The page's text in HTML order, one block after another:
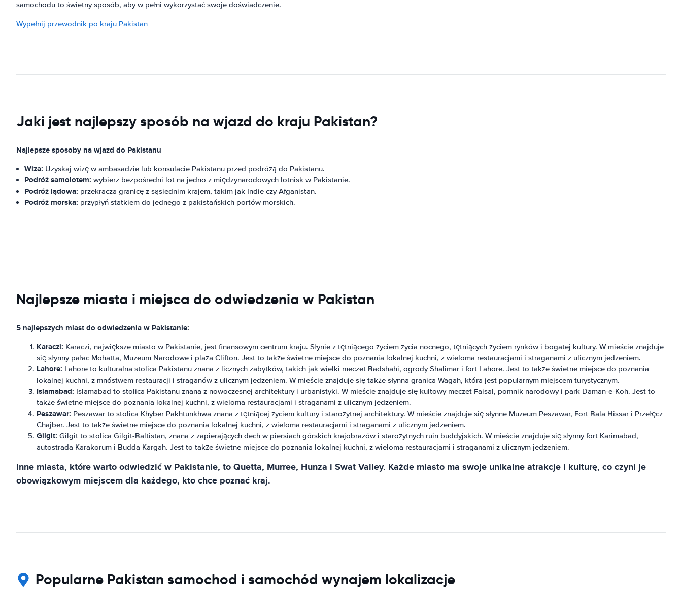
samochodu to świetny sposób, aby w pełni wykorzystać swoje doświadczenie.
Wypełnij przewodnik po kraju Pakistan
Jaki jest najlepszy sposób na wjazd do kraju Pakistan?
Najlepsze sposoby na wjazd do Pakistanu
Wiza: Uzyskaj wizę w ambasadzie lub konsulacie Pakistanu przed podróżą do Pakistanu.
Podróż samolotem: wybierz bezpośredni lot na jedno z międzynarodowych lotnisk w Pakistanie.
Podróż lądowa: przekracza granicę z sąsiednim krajem, takim jak Indie czy Afganistan.
Podróż morska: przypłyń statkiem do jednego z pakistańskich portów morskich.
Najlepsze miasta i miejsca do odwiedzenia w Pakistan
5 najlepszych miast do odwiedzenia w Pakistanie:
Karaczi: Karaczi, największe miasto w Pakistanie, jest finansowym centrum kraju. Słynie z tętniącego życiem życia nocnego, tętniących życiem rynków i bogatej kultury. W mieście znajduje
się słynny pałac Mohatta, Muzeum Narodowe i plaża Clifton. Jest to także świetne miejsce do poznania lokalnej kuchni, z wieloma restauracjami i straganami z ulicznym jedzeniem.
Lahore: Lahore to kulturalna stolica Pakistanu znana z licznych zabytków, takich jak wielki meczet Badshahi, ogrody Shalimar i fort Lahore. Jest to także świetne miejsce do poznania
lokalnej kuchni, z mnóstwem restauracji i straganów z ulicznym jedzeniem. W mieście znajduje się także słynna granica Wagah, która jest popularnym miejscem turystycznym.
Islamabad: Islamabad to stolica Pakistanu znana z nowoczesnej architektury i urbanistyki. W mieście znajduje się kultowy meczet Faisal, pomnik narodowy i park Daman-e-Koh. Jest to
także świetne miejsce do poznania lokalnej kuchni, z wieloma restauracjami i straganami z ulicznym jedzeniem.
Peszawar: Peszawar to stolica Khyber Pakhtunkhwa znana z tętniącej życiem kultury i starożytnej architektury. W mieście znajduje się słynne Muzeum Peszawar, Fort Bala Hissar i Przełęcz
Chajber. Jest to także świetne miejsce do poznania lokalnej kuchni, z wieloma restauracjami i straganami z ulicznym jedzeniem.
Gilgit: Gilgit to stolica Gilgit-Baltistan, znana z zapierających dech w piersiach górskich krajobrazów i starożytnych ruin buddyjskich. W mieście znajduje się słynny fort Karimabad,
autostrada Karakorum i Budda Kargah. Jest to także świetne miejsce do poznania lokalnej kuchni, z wieloma restauracjami i straganami z ulicznym jedzeniem.
Inne miasta, które warto odwiedzić w Pakistanie, to Quetta, Murree, Hunza i Swat Valley. Każde miasto ma swoje unikalne atrakcje i kulturę, co czyni je
obowiązkowym miejscem dla każdego, kto chce poznać kraj.
Popularne Pakistan samochod i samochód wynajem lokalizacje